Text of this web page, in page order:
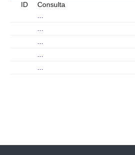
ID
Consulta